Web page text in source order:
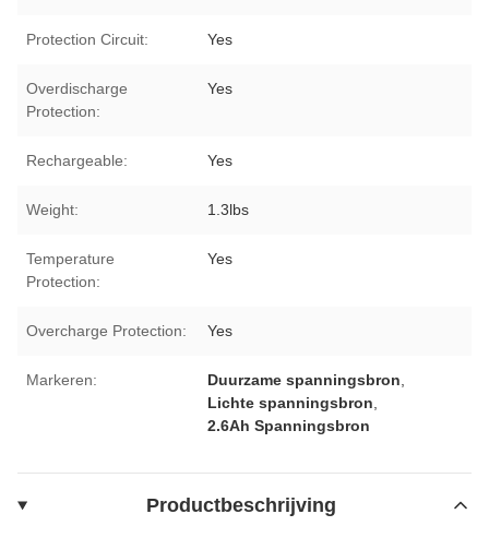
Protection Circuit: Yes
Overdischarge
Protection:
Yes
Rechargeable: Yes
Weight: 1.3lbs
Temperature
Protection:
Yes
Overcharge Protection: Yes
Markeren: Duurzame spanningsbron
Lichte spanningsbron
2.6Ah Spanningsbron
Productbeschrijving